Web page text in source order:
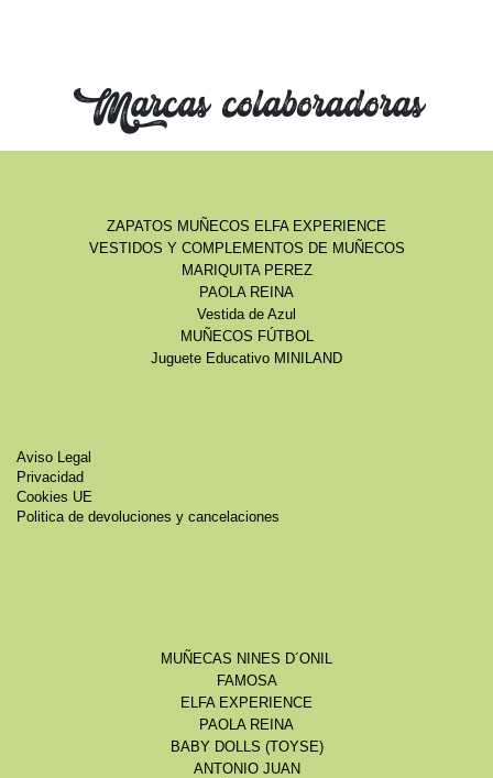
Marcas colaboradoras
ZAPATOS MUÑECOS ELFA EXPERIENCE
VESTIDOS Y COMPLEMENTOS DE MUÑECOS
MARIQUITA PEREZ
PAOLA REINA
Vestida de Azul
MUÑECOS FÚTBOL
Juguete Educativo MINILAND
Aviso Legal
Privacidad
Cookies UE
Politica de devoluciones y cancelaciones
MUÑECAS NINES D´ONIL
FAMOSA
ELFA EXPERIENCE
PAOLA REINA
BABY DOLLS (TOYSE)
ANTONIO JUAN